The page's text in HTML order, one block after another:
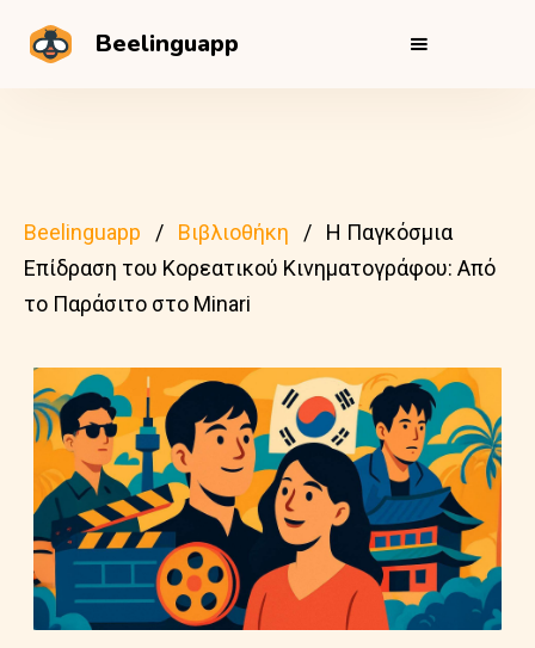
Beelinguapp
Beelinguapp Βιβλιοθήκη
Η Παγκόσμια
Επίδραση του Κορεατικού Κινηματογράφου: Από
το Παράσιτο στο Minari